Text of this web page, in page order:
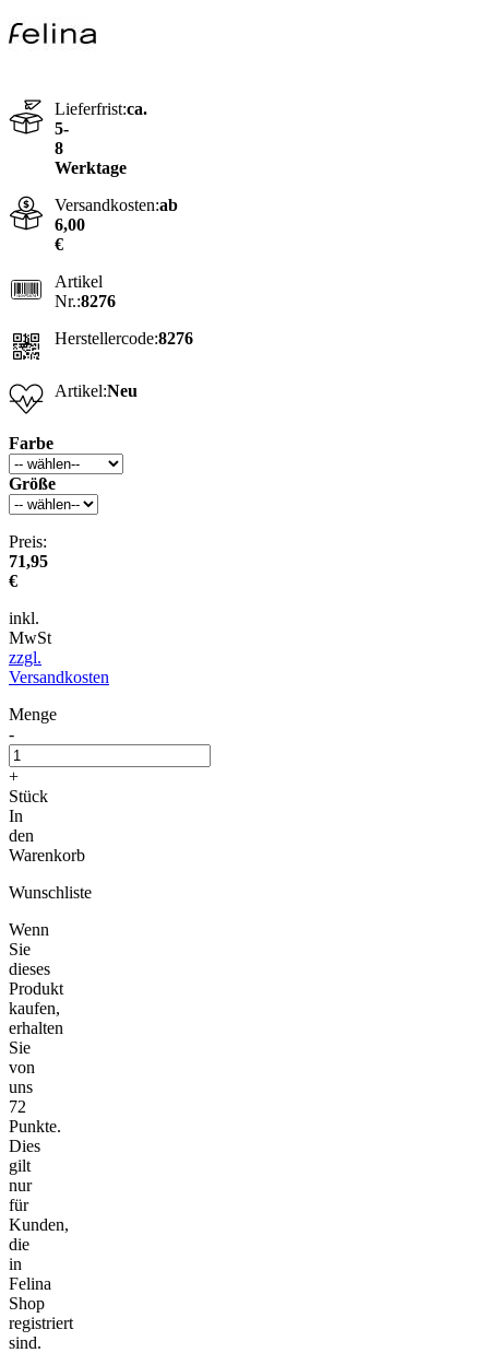
Lieferfrist:ca.
5-
8
Werktage
Versandkosten:ab
6,00
€
Artikel
Nr.:8276
Herstellercode:8276
Artikel:Neu
Farbe
Größe
Preis:
71,95
€
inkl.
MwSt
zzgl.
Versandkosten
Menge
-
+
Stück
In
den
Warenkorb
Wunschliste
Wenn
Sie
dieses
Produkt
kaufen,
erhalten
Sie
von
uns
72
Punkte.
Dies
gilt
nur
für
Kunden,
die
in
Felina
Shop
registriert
sind.